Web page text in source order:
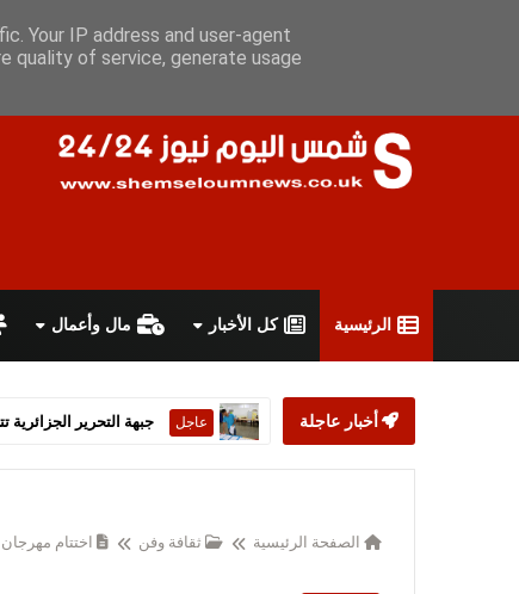
سياسة الخصوصية اتفاقية الاستخدام
الرئيسية كل الأخبار مال وأعمال
أخبار عاجلة عاجل ستارمر يعلن استقالته
الصفحة الرئيسية ثقافة وفن اختتام
Your IP address and user-agent
quality of service, generate usage